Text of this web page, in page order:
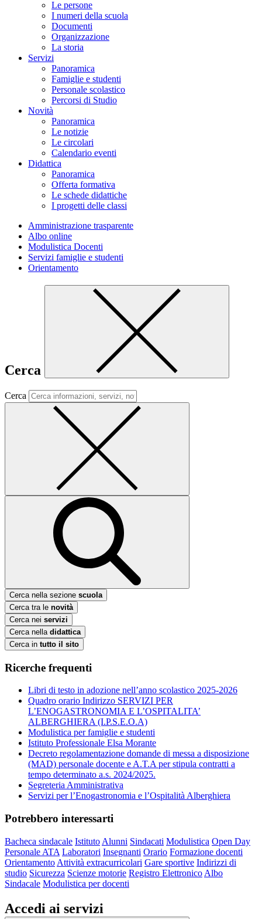
Le persone
I numeri della scuola
Documenti
Organizzazione
La storia
Servizi
Panoramica
Famiglie e studenti
Personale scolastico
Percorsi di Studio
Novità
Panoramica
Le notizie
Le circolari
Calendario eventi
Didattica
Panoramica
Offerta formativa
Le schede didattiche
I progetti delle classi
Amministrazione trasparente
Albo online
Modulistica Docenti
Servizi famiglie e studenti
Orientamento
Cerca
Cerca
Cerca nella sezione scuola
Cerca tra le novità
Cerca nei servizi
Cerca nella didattica
Cerca in tutto il sito
Ricerche frequenti
Libri di testo in adozione nell’anno scolastico 2025-2026
Quadro orario Indirizzo SERVIZI PER
L’ENOGASTRONOMIA E L’OSPITALITA’
ALBERGHIERA (I.P.S.E.O.A)
Modulistica per famiglie e studenti
Istituto Professionale Elsa Morante
Decreto regolamentazione domande di messa a disposizione
(MAD) personale docente e A.T.A per stipula contratti a
tempo determinato a.s. 2024/2025.
Segreteria Amministrativa
Servizi per l’Enogastronomia e l’Ospitalità Alberghiera
Potrebbero interessarti
Bacheca sindacale Istituto Alunni Sindacati Modulistica Open Day
Personale ATA Laboratori Insegnanti Orario Formazione docenti
Orientamento Attività extracurricolari Gare sportive Indirizzi di
studio Sicurezza Scienze motorie Registro Elettronico Albo
Sindacale Modulistica per docenti
Accedi ai servizi